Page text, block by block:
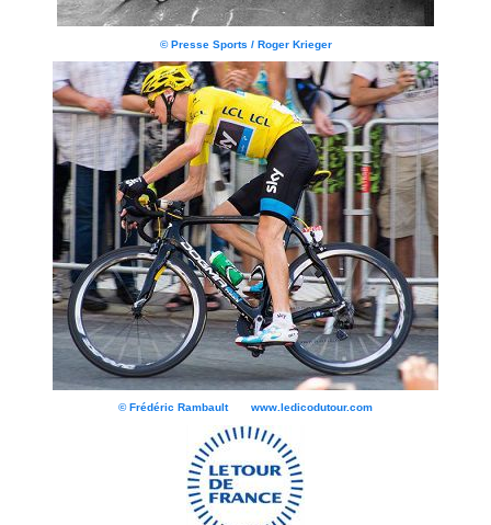
© Presse Sports / Roger Krieger
© Frédéric Rambault www.ledicodutour.com